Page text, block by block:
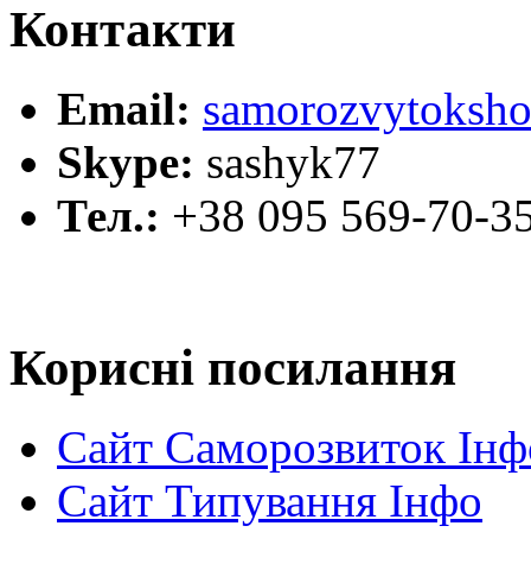
Контакти
Email:
Skype: sashyk77
Тел.: +38 095 569-70-
Корисні посилання
Сайт Саморозвиток
Сайт Типування Інфо